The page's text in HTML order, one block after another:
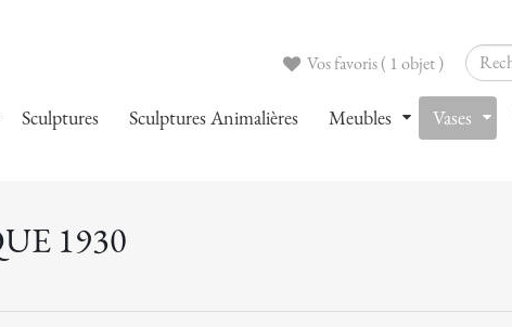
Vos favoris ( 1 objet )
Sculptures Sculptures Animalières Meubles Vases
1930